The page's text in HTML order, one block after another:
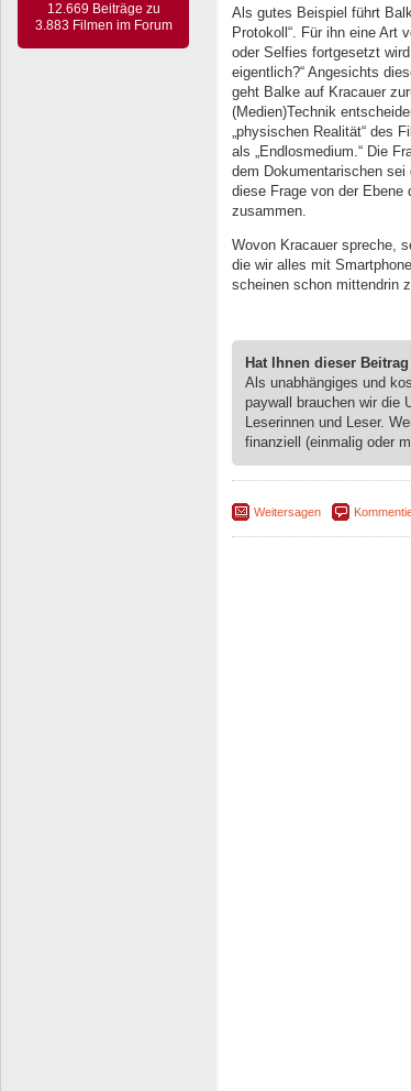
12.669 Beiträge zu
3.883 Filmen im Forum
Als gutes Beispiel führt
Protokoll“. Für ihn eine Art
oder Selfies fortgesetzt
eigentlich?“ Angesichts
geht Balke auf Kracauer
(Medien)Technik
„physischen Realität“ des
als „Endlosmedium.“ Die
dem Dokumentarischen sei
diese Frage von der Ebene
zusammen.
Wovon Kracauer spreche,
die wir alles mit
scheinen schon mittendrin
Hat Ihnen dieser
Als unabhängiges und
paywall brauchen wir die
Leserinnen und Leser.
finanziell (einmalig oder
Weitersagen